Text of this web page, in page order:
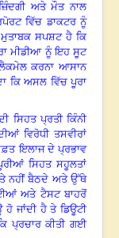
ਅਤੇ ਮੌਤ ਨਾਲ
ਵਿੱਚ ਡਾਕਟਰ ਨੂੰ
ਸਪਸ਼ਟ ਹੈ ਕਿ
ਮੀਡੀਆ ਨੂੰ ਇਹ ਸੂਟ
ਕਰਨਾ ਆਸਾਨ
ਕਿ ਅਸਲ ਵਿੱਚ ਪੂਰਾ
ਸਿਹਤ ਪ੍ਰਤੀ ਕਿੰਨੀ
ਵਿਰੋਧੀ ਤਸਵੀਰਾਂ
ਇਲਾਜ ਦੇ ਪ੍ਰਭਾਵ
ਸਿਹਤ ਸਹੂਲਤਾਂ
ਨਹੀਂ ਬੈਠਦੇ ਅਤੇ ਉੱਥੇ
ਅਤੇ ਟੈਸਟ ਬਾਹਰੋਂ
ਜਾਂਦੀ ਹੈ ਤੇ ਡਿਊਟੀ
ਪ੍ਰਚਾਰ ਕੀਤੀ ਗਈ